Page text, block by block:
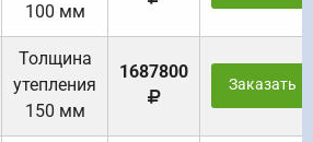
100 мм
Толщина
утепления
150 мм
1687800
Заказать